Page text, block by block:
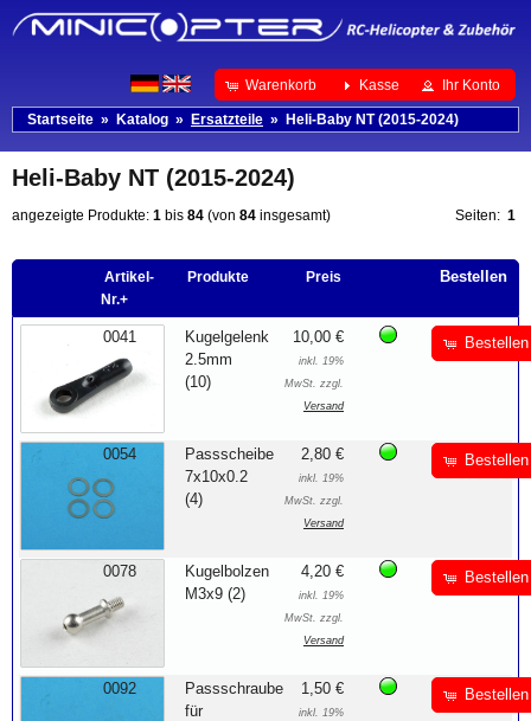
Warenkorb Kasse Ihr Konto
Startseite » Katalog » Ersatzteile » Heli-Baby NT (2015-2024)
Heli-Baby NT (2015-2024)
Seiten: 1
angezeigte Produkte: 1 bis 84 (von 84 insgesamt)
Artikel-
Nr.+
Produkte Preis Bestellen
0041
Kugelgelenk
2.5mm
(10)
10,00 €
inkl. 19%
MwSt. zzgl.
Versand
Bestellen
0054
Passscheibe
7x10x0.2
(4)
2,80 €
inkl. 19%
MwSt. zzgl.
Versand
Bestellen
0078
Kugelbolzen
M3x9 (2)
4,20 €
inkl. 19%
MwSt. zzgl.
Versand
Bestellen
0092
Passschraube
für
1,50 €
inkl. 19%
Bestellen